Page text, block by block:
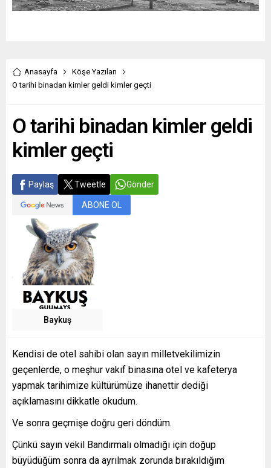
Anasayfa
Köşe Yazıları
O tarihi binadan kimler geldi kimler geçti
O tarihi binadan kimler geldi
kimler geçti
Paylaş Tweetle Gönder
ABONE OL
Baykuş
Kendisi de otel sahibi olan sayın milletvekilimizin
geçenlerde, o meşhur vakıf binasına otel ve kafeterya
yapmak tarihimize kültürümüze ihanettir dediği
açıklamasını dikkatle okudum.
Ve sonra geçmişe doğru geri döndüm.
Çünkü sayın vekil Bandırmalı olmadığı için doğup
büyüdüğüm sonra da ayrılmak zorunda bırakıldığım